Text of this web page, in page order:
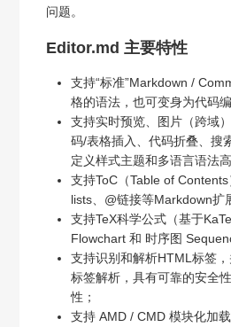
问题。
Editor.md 主要特性
支持“标准”Markdown /
格的语法，也可变身为代码编
支持实时预览、图片（跨域
码/表格插入、代码折叠、搜
定义样式主题和多语言语法
支持ToC（Table of
lists、@链接等Markdown扩
支持TeX科学公式（基于
Flowchart 和 时序图
支持识别和解析HTML标签
标签解析，具有可靠的安全
性；
支持 AMD / CMD 模块化加